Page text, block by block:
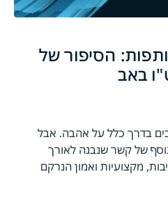
הסיפור של
באב
בדרך כלל על אהבה. אבל
של קשר שנבנה לאורך
מקצועיות ואמון הנרקם